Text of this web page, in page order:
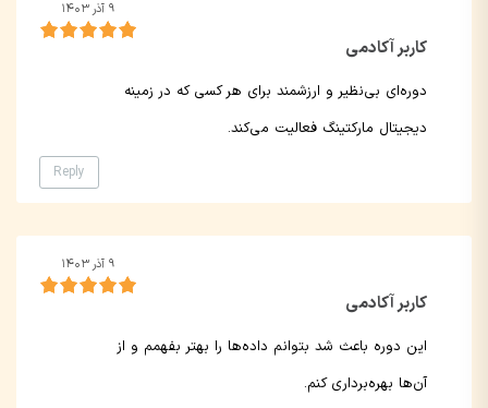
کاربر آکادمی
۹ آذر ۱۴۰۳
Reply
دوره‌ای بی‌نظیر و ارزشمند برای هر کسی که در زمینه
دیجیتال مارکتینگ فعالیت می‌کند.
کاربر آکادمی
۹ آذر ۱۴۰۳
این دوره باعث شد بتوانم داده‌ها را بهتر بفهمم و از
آن‌ها بهره‌برداری کنم.